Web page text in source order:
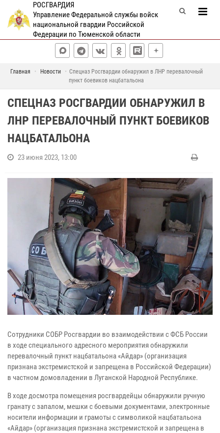
РОСГВАРДИЯ
Управление Федеральной службы войск
национальной гвардии Российской
Федерации по Тюменской области
Главная Новости
Спецназ Росгвардии обнаружил в ЛНР перевалочный
пункт боевиков нацбатальона
СПЕЦНАЗ РОСГВАРДИИ ОБНАРУЖИЛ В
ЛНР ПЕРЕВАЛОЧНЫЙ ПУНКТ БОЕВИКОВ
НАЦБАТАЛЬОНА
23 июня 2023, 13:00
Сотрудники СОБР Росгвардии во взаимодействии с ФСБ России
в ходе специального адресного мероприятия обнаружили
перевалочный пункт нацбатальона «Айдар» (организация
признана экстремистской и запрещена в Российской Федерации)
в частном домовладении в Луганской Народной Республике.
В ходе досмотра помещения росгвардейцы обнаружили ручную
гранату с запалом, мешки с боевыми документами, электронные
носители информации и грамоты с символикой нацбатальона
«Айдар» (организация признана экстремистской и запрещена в